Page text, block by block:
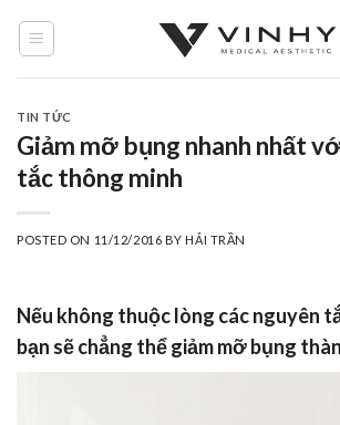
TIN TỨC
Giảm mỡ bụng nhanh nhất
tắc thông minh
POSTED ON 11/12/2016 BYHẢI TRẦN
Nếu không thuộc lòng các nguyên
bạn sẽ chẳng thể giảm mỡ bụng